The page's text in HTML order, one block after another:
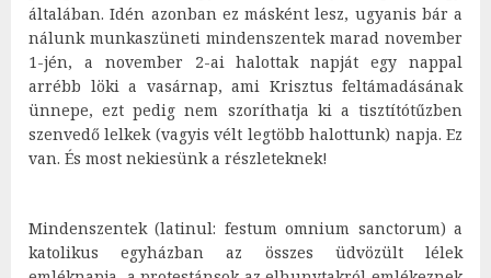
általában. Idén azonban ez másként lesz, ugyanis bár a
nálunk munkaszüneti mindenszentek marad november
1-jén, a november 2-ai halottak napját egy nappal
arrébb löki a vasárnap, ami Krisztus feltámadásának
ünnepe, ezt pedig nem szoríthatja ki a tisztítótűzben
szenvedő lelkek (vagyis vélt legtöbb halottunk) napja. Ez
van. És most nekiesünk a részleteknek!
Mindenszentek (latinul: festum omnium sanctorum) a
katolikus egyházban az összes üdvözült lélek